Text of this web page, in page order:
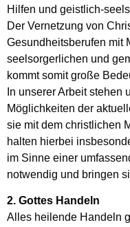
Hilfen und geistlich-
Der Vernetzung von
Gesundheitsberufen mit
seelsorgerlichen und
kommt somit große
In unserer Arbeit stehen
Möglichkeiten der
sie mit dem christlichen
halten hierbei
im Sinne einer
notwendig und bringen
2. Gottes Handeln
Alles heilende Handeln